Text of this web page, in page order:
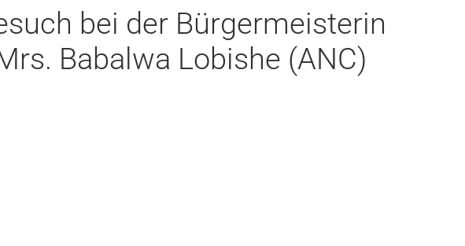
bei der Bürgermeisterin
Babalwa Lobishe (ANC)